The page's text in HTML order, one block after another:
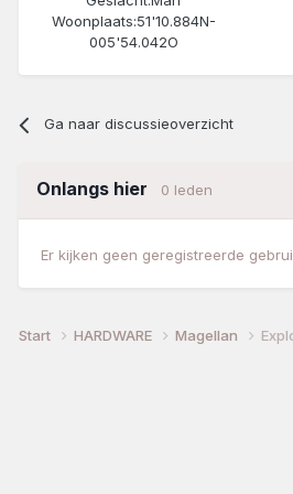
Woonplaats:51'10.884N-
005'54.042O
Ga naar discussieoverzicht
Onlangs hier 0 leden
Er kijken geen geregistreerde
Start HARDWARE Magellan